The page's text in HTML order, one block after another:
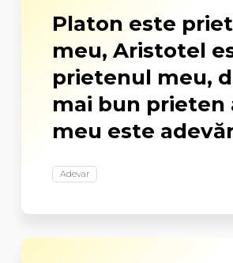
Platon este
meu, Aristotel
prietenul meu,
mai bun prieten
meu este
Adevar